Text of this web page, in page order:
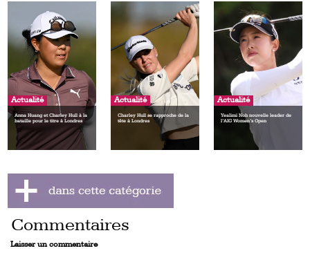
Actualité
Anna Huang et Charley Hull à la
bataille pour le titre à Londres
Actualité
Charley Hull se rapproche de la
tête à Londres
Actualité
Yealimi Noh nouvelle leader de
l’AIG Women’s Open
Commentaires
Laisser un commentaire